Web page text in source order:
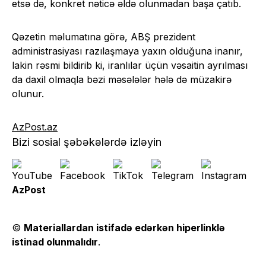
etsə də, konkret nəticə əldə olunmadan başa çatıb.
Qəzetin məlumatına görə, ABŞ prezident
administrasiyası razılaşmaya yaxın olduğuna inanır,
lakin rəsmi bildirib ki, iranlılar üçün vəsaitin ayrılması
da daxil olmaqla bəzi məsələlər hələ də müzakirə
olunur.
AzPost.az
Bizi sosial şəbəkələrdə izləyin
AzPost
© Materiallardan istifadə edərkən hiperlinklə
istinad olunmalıdır.